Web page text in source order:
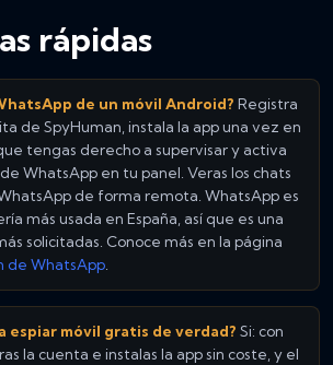
rápidas
de un móvil Android? Registra
de SpyHuman, instala la app una vez en
tengas derecho a supervisar y activa
WhatsApp en tu panel. Veras los chats
de forma remota. WhatsApp es
más usada en España, así que es una
solicitadas. Conoce más en la página
de WhatsApp.
espiar móvil gratis de verdad? Si: con
la cuenta e instalas la app sin coste, y el